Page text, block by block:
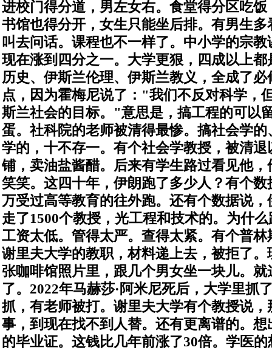
进校门得分道，男左女右。食堂得分区吃
书馆也得分开，女生只能坐后排。有男生
叫去问话。 课程也不一样了。中小学的宗教
现在涨到四分之一。大学更狠，四成以上都
历史、伊斯兰伦理、伊斯兰教义，全成了必
点，因为霍梅尼说了： "我们不反对科学，
斯兰社会的目标。 "意思是，搞工程的可以
蛋。 社科院的老师被清得最惨。搞社会学
学的，十不存一。有个社会学教授，被清
铺，卖油盐酱醋。后来有学生路过看见他
笑笑。 这四十年，伊朗跑了多少人？有个数
万受过高等教育的往外跑。还有个数据说
走了1500个教授，光工程和技术的。 为什
工资太低。管得太严。查得太紧。 有个普林
谢里夫大学的教职，材料递上去，被拒了
张咖啡馆照片里，跟几个男女坐一块儿。
了。 2022年马赫莎·阿米尼死后，大学里抓
抓，有老师被打。谢里夫大学有个教授说，
事，到现在找不到人替。 还有更离谱的。
的毕业证。这钱比几年前涨了30倍。学医